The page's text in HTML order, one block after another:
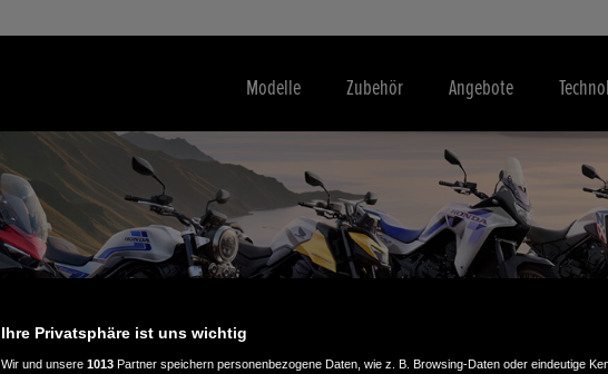
Modelle Zubehör Angebote
Ihre Privatsphäre ist uns wichtig
Wir und unsere 1013 Partner speichern personenbezogene Daten, wie z. B. Browsing-Daten oder eindeutige